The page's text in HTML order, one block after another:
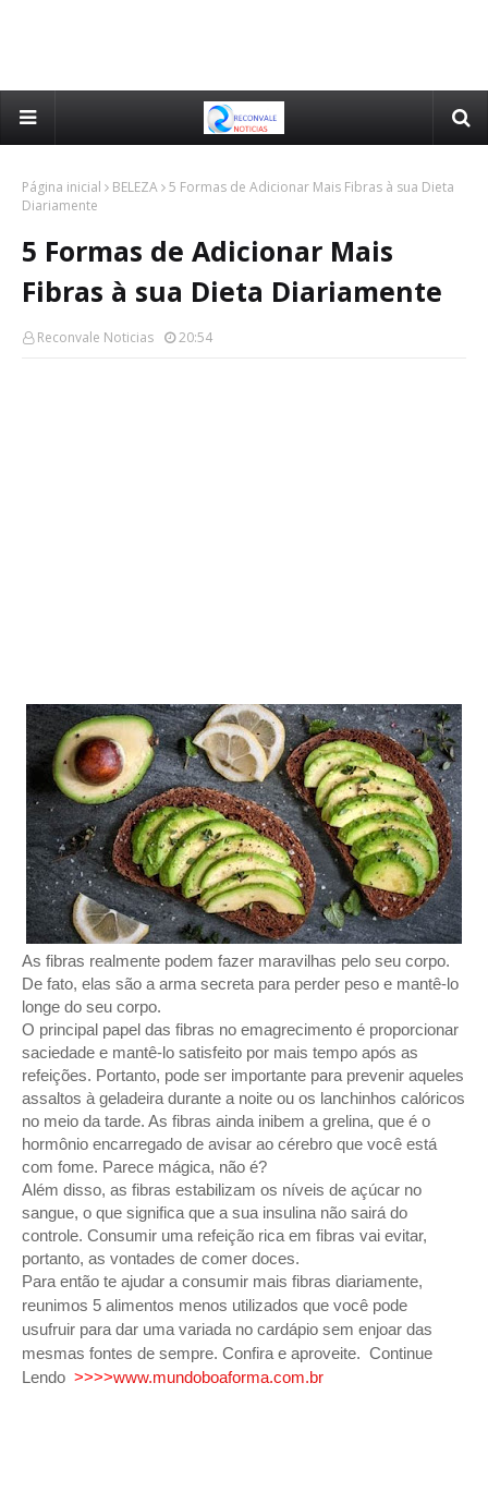
Página inicial BELEZA 5 Formas de Adicionar Mais Fibras à sua Dieta
Diariamente
5 Formas de Adicionar Mais
Fibras à sua Dieta Diariamente
Reconvale Noticias 20:54
As fibras realmente podem fazer maravilhas pelo seu corpo.
De fato, elas são a arma secreta para perder peso e mantê-lo
longe do seu corpo.
O principal papel das fibras no emagrecimento é proporcionar
saciedade e mantê-lo satisfeito por mais tempo após as
refeições. Portanto, pode ser importante para prevenir aqueles
assaltos à geladeira durante a noite ou os lanchinhos calóricos
no meio da tarde. As fibras ainda inibem a grelina, que é o
hormônio encarregado de avisar ao cérebro que você está
com fome. Parece mágica, não é?
Além disso, as fibras estabilizam os níveis de açúcar no
sangue, o que significa que a sua insulina não sairá do
controle. Consumir uma refeição rica em fibras vai evitar,
portanto, as vontades de comer doces.
Para então te ajudar a consumir mais fibras diariamente,
reunimos 5 alimentos menos utilizados que você pode
usufruir para dar uma variada no cardápio sem enjoar das
mesmas fontes de sempre. Confira e aproveite. Continue
Lendo >>>>www.mundoboaforma.com.br